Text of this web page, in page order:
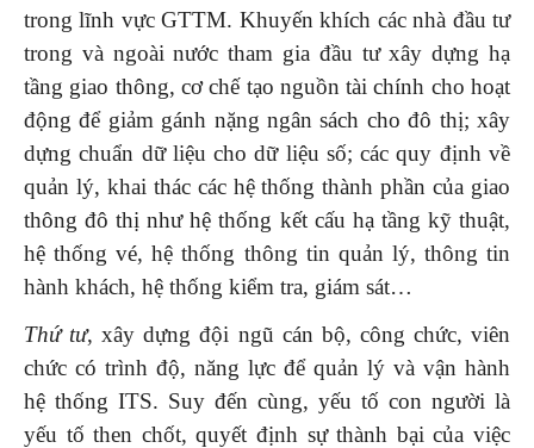
trong lĩnh vực GTTM. Khuyến khích các nhà đầu tư
trong và ngoài nước tham gia đầu tư xây dựng hạ
tầng giao thông, cơ chế tạo nguồn tài chính cho hoạt
động để giảm gánh nặng ngân sách cho đô thị; xây
dựng chuẩn dữ liệu cho dữ liệu số; các quy định về
quản lý, khai thác các hệ thống thành phần của giao
thông đô thị như hệ thống kết cấu hạ tầng kỹ thuật,
hệ thống vé, hệ thống thông tin quản lý, thông tin
hành khách, hệ thống kiểm tra, giám sát…
Thứ tư, xây dựng đội ngũ cán bộ, công chức, viên
chức có trình độ, năng lực để quản lý và vận hành
hệ thống ITS. Suy đến cùng, yếu tố con người là
yếu tố then chốt, quyết định sự thành bại của việc